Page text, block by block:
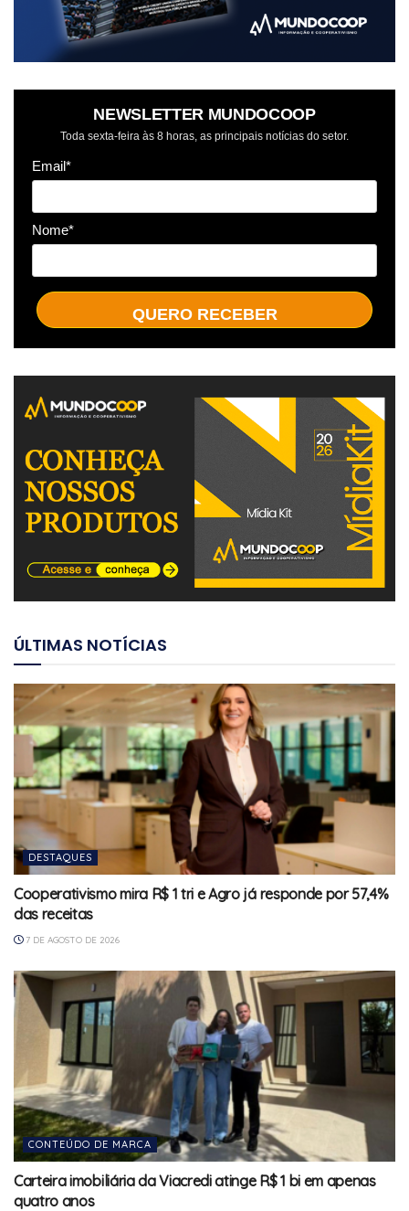
NEWSLETTER MUNDOCOOP
Toda sexta-feira às 8 horas, as principais notícias do setor.
Email*
Nome*
QUERO RECEBER
ÚLTIMAS NOTÍCIAS
DESTAQUES
Cooperativismo mira R$ 1 tri e Agro já responde por 57,4%
das receitas
7 DE AGOSTO DE 2026
CONTEÚDO DE MARCA
Carteira imobiliária da Viacredi atinge R$ 1 bi em apenas
quatro anos